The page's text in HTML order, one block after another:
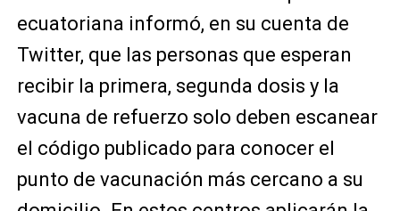
ecuatoriana informó, en su cuenta de
Twitter, que las personas que esperan
recibir la primera, segunda dosis y la
vacuna de refuerzo solo deben escanear
el código publicado para conocer el
punto de vacunación más cercano a su